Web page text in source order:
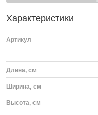
Характеристики
Артикул
Длина, см
Ширина, см
Высота, см